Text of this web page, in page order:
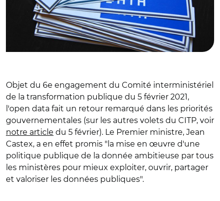
Objet du 6e engagement du Comité interministériel
de la transformation publique du 5 février 2021,
l'open data fait un retour remarqué dans les priorités
gouvernementales (sur les autres volets du CITP, voir
notre article du 5 février). Le Premier ministre, Jean
Castex, a en effet promis "la mise en œuvre d'une
politique publique de la donnée ambitieuse par tous
les ministères pour mieux exploiter, ouvrir, partager
et valoriser les données publiques".